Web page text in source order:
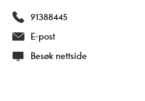
91388445
E-post
Besøk nettside